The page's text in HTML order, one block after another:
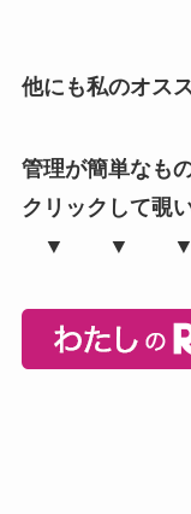
他にも私のオス
管理が簡単なも
クリックして覗
▼ ▼ ▼